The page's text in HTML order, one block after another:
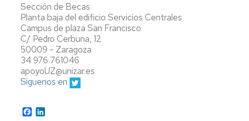
Sección de Becas
Planta baja del edificio Servicios Centrales
Campus de plaza San Francisco
C/ Pedro Cerbuna, 12
50009 - Zaragoza
34 976 761046
apoyoUZ@unizar.es
Síguenos en
Facebook